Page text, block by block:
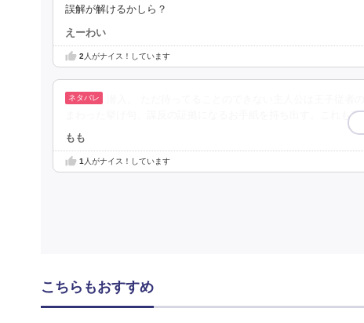
誤解が解けるかしら？
えーわい
2 人がナイス！しています
まわった挙げ句、謀反の証拠になるお手紙を持ち出す。これも
もも
1 人がナイス！しています
こちらもおすすめ